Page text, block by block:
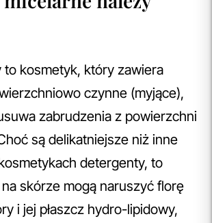
to kosmetyk, który zawiera
czynne (myjące),
zabrudzenia z powierzchni
są delikatniejsze niż inne
detergenty, to
skórze mogą naruszyć florę
i jej płaszcz hydro-lipidowy,